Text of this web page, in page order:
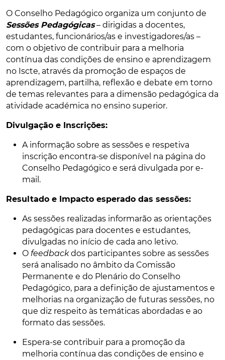
O Conselho Pedagógico organiza um conjunto de
Sessões Pedagógicas– dirigidas a docentes,
estudantes, funcionários/as e investigadores/as –
com o objetivo de contribuir para a melhoria
contínua das condições de ensino e aprendizagem
no Iscte, através da promoção de espaços de
aprendizagem, partilha, reflexão e debate em torno
de temas relevantes para a dimensão pedagógica da
atividade académica no ensino superior.
Divulgação e Inscrições:
A informação sobre as sessões e respetiva
inscrição encontra-se disponível na página do
Conselho Pedagógico e será divulgada por e-
mail.
Resultado e Impacto esperado das sessões:
As sessões realizadas informarão as orientações
pedagógicas para docentes e estudantes,
divulgadas no início de cada ano letivo.
O feedbackdos participantes sobre as sessões
será analisado no âmbito da Comissão
Permanente e do Plenário do Conselho
Pedagógico, para a definição de ajustamentos e
melhorias na organização de futuras sessões, no
que diz respeito às temáticas abordadas e ao
formato das sessões.
Espera-se contribuir para a promoção da
melhoria contínua das condições de ensino e